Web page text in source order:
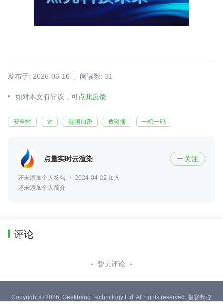
发布于: 2026-06-16 阅读数: 31
如对本文有异议，可点此反馈
安全性 vr 视频加密 放盗播 一机一码
点量实时云渲染  关注
还未添加个人签名
2024-04-22 加入
还未添加个人简介
评论
暂无评论
Copyright © 2026, Geekbang Technology Ltd. All rights reserved. 极客邦控